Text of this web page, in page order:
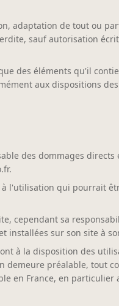
adaptation de tout ou
sauf autorisation
des éléments qu'il
aux dispositions
des dommages
à l'utilisation qui pourrait
cependant sa
installées sur son site à
à la disposition des
demeure préalable, tout
en France, en particulier